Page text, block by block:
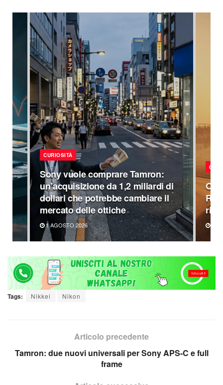
CURIOSITÀ
Sony vuole comprare Tamron:
un’acquisizione da 1,2 miliardi di
dollari che potrebbe cambiare il
mercato delle ottiche
1 AGOSTO 2026 20
Tags: Nikkei Nikon
Articolo precedente
Tamron: due nuovi universali per Sony APS-C e full
frame